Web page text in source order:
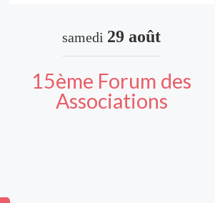
samedi 29 août
15ème Forum des
Associations